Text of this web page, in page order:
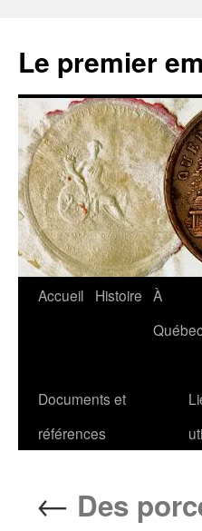
contenu
Le premier
Accueil Histoire À
Documents et
références
← Des